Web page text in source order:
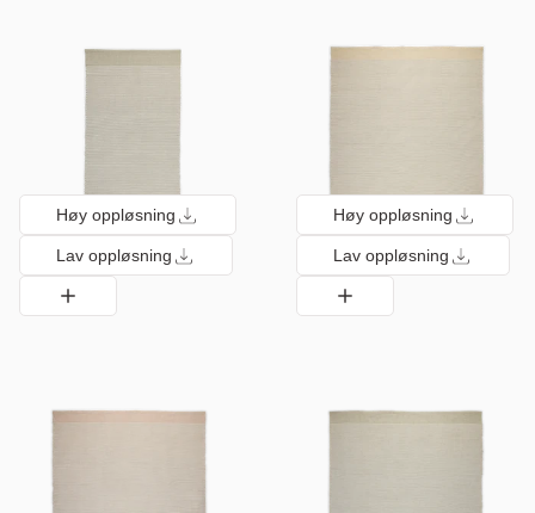
Høy oppløsning
Lav oppløsning
Høy oppløsning
Lav oppløsning